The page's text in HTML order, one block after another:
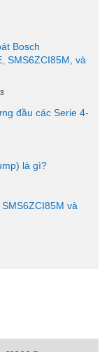
Bosch
SMS6ZCI85M, và
đầu các Serie 4-
là gì?
và